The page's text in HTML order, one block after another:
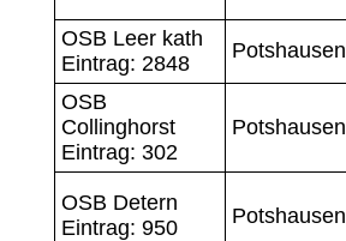
OSB Leer kath
Eintrag: 2848
Potshausen
OSB
Collinghorst
Eintrag: 302
Potshausen
OSB Detern
Eintrag: 950
Potshausen